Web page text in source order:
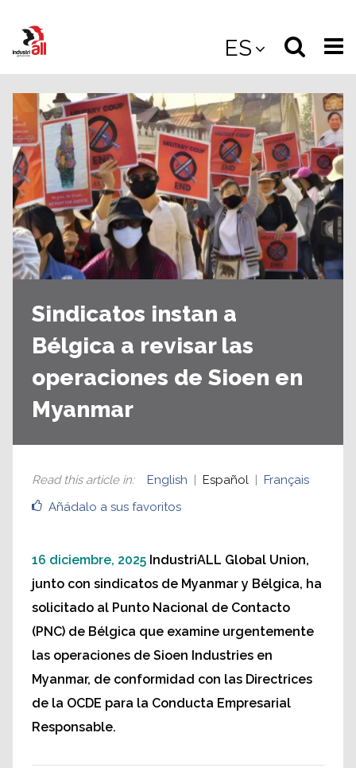
main
ES
Select
the
site
Sindicatos instan a
Bélgica a revisar las
operaciones de Sioen en
Myanmar
Añádalo a sus favoritos
Read this article in: English Español Français
16 diciembre, 2025 IndustriALL Global Union,
junto con sindicatos de Myanmar y Bélgica, ha
solicitado al Punto Nacional de Contacto
(PNC) de Bélgica que examine urgentemente
las operaciones de Sioen Industries en
Myanmar, de conformidad con las Directrices
de la OCDE para la Conducta Empresarial
Responsable.